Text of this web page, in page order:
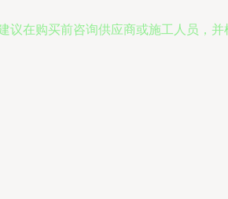
在购买前咨询供应商或施工人员，